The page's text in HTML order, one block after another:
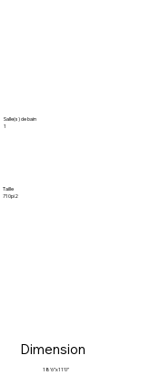
Salle(s) de bain
1
Taille
710pi2
Dimension
18’6”x11’0”